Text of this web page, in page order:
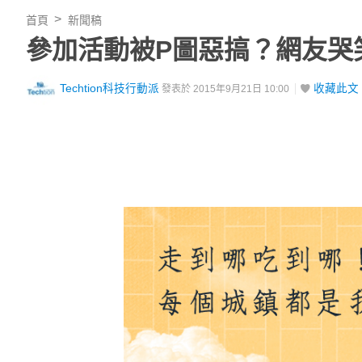
首頁 新聞稿
參加活動被P圖惡搞？網友哭
Techtion科技行動派 發表於 2015年9月21日 10:00 收藏此文